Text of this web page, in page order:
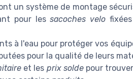
un système de montage
pour lessacoches velo
à l'eau pour protéger vos
pour la qualité de leurs
et les prix soldepour